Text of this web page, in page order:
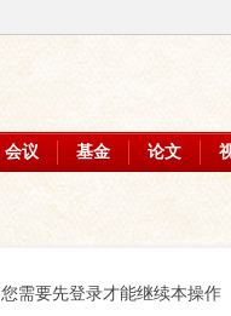
会议 基金 论文
您需要先登录才能继续本操作